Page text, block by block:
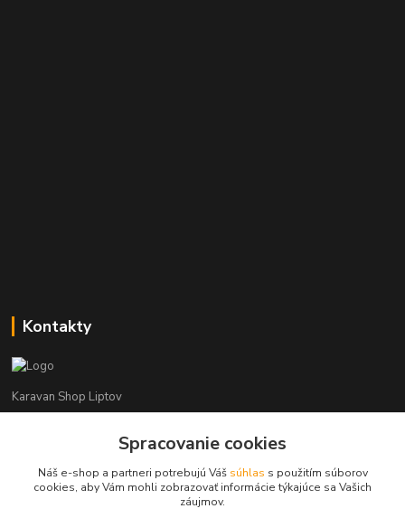
Kontakty
Karavan Shop Liptov
+421 903 626 885
info@karavanshopliptov.sk
Spracovanie cookies
Náš e-shop a partneri potrebujú Váš súhlas s použitím súborov
cookies, aby Vám mohli zobrazovať informácie týkajúce sa Vašich
záujmov.